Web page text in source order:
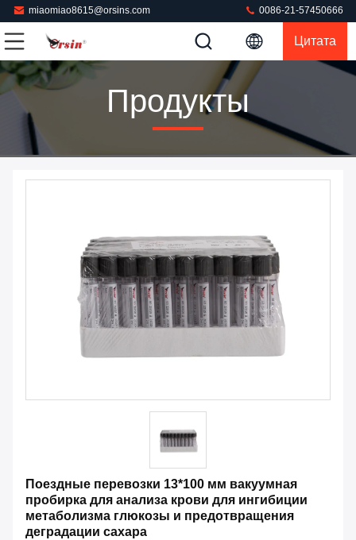
miaomiao8615@orsins.com 0086-21-57450666
Цитата
Продукты
Поездные перевозки 13*100 мм вакуумная
пробирка для анализа крови для ингибиции
метаболизма глюкозы и предотвращения
деградации сахара